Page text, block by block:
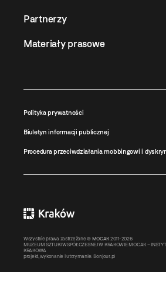
Partnerzy
Materiały prasowe
Polityka prywatności
Biuletyn informacji publicznej
Procedura przeciwdziałania mobbingowi i
Wszystkie prawa zastrzeżone © MOCAK 2011-2026
MUZEUM SZTUKI WSPÓŁCZESNEJ W KRAKOWIE MOCAK –
KRAKOWA
projekt, wykonanie i utrzymanie: Bonjour.pl